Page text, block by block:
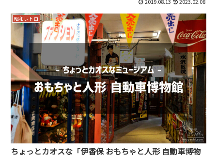
昭和レトロ
ちょっとカオスな「伊香保 おもちゃと人形 自動車博物